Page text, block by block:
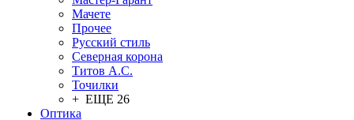
Мачете
Прочее
Русский стиль
Северная корона
Титов А.С.
Точилки
+ ЕЩЕ 26
Оптика